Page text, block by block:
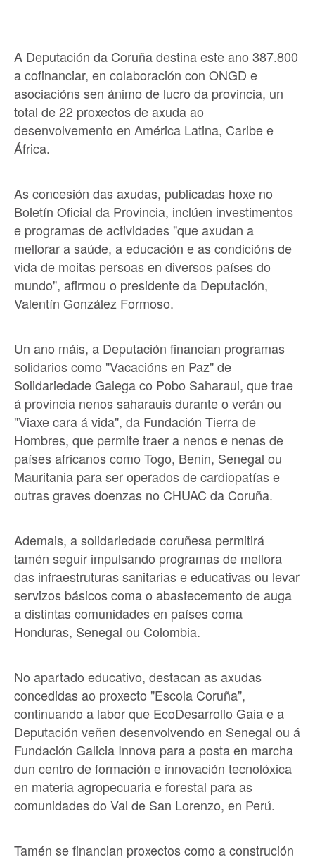
A Deputación da Coruña destina este ano 387.800
a cofinanciar, en colaboración con ONGD e
asociacións sen ánimo de lucro da provincia, un
total de 22 proxectos de axuda ao
desenvolvemento en América Latina, Caribe e
África.
As concesión das axudas, publicadas hoxe no
Boletín Oficial da Provincia, inclúen investimentos
e programas de actividades "que axudan a
mellorar a saúde, a educación e as condicións de
vida de moitas persoas en diversos países do
mundo", afirmou o presidente da Deputación,
Valentín González Formoso.
Un ano máis, a Deputación financian programas
solidarios como "Vacacións en Paz" de
Solidariedade Galega co Pobo Saharaui, que trae
á provincia nenos saharauis durante o verán ou
"Viaxe cara á vida", da Fundación Tierra de
Hombres, que permite traer a nenos e nenas de
países africanos como Togo, Benin, Senegal ou
Mauritania para ser operados de cardiopatías e
outras graves doenzas no CHUAC da Coruña.
Ademais, a solidariedade coruñesa permitirá
tamén seguir impulsando programas de mellora
das infraestruturas sanitarias e educativas ou levar
servizos básicos coma o abastecemento de auga
a distintas comunidades en países coma
Honduras, Senegal ou Colombia.
No apartado educativo, destacan as axudas
concedidas ao proxecto "Escola Coruña",
continuando a labor que EcoDesarrollo Gaia e a
Deputación veñen desenvolvendo en Senegal ou á
Fundación Galicia Innova para a posta en marcha
dun centro de formación e innovación tecnolóxica
en materia agropecuaria e forestal para as
comunidades do Val de San Lorenzo, en Perú.
Tamén se financian proxectos como a construción